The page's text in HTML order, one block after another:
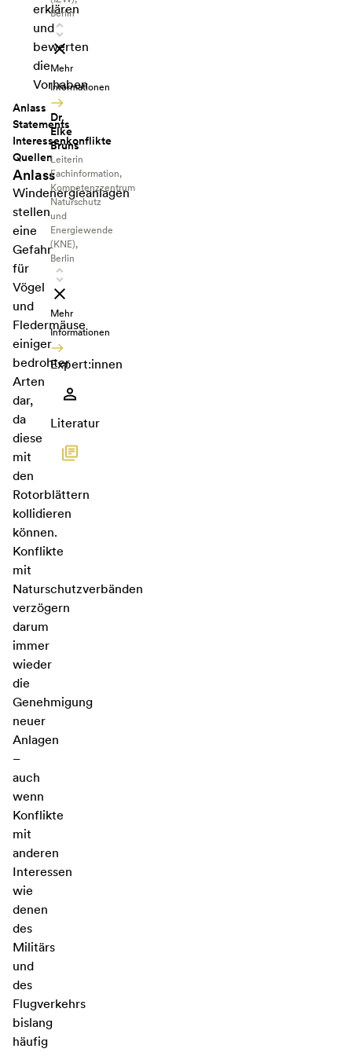
erklären
und
bewerten
die
Vorhaben
Anlass
Statements
Interessenkonflikte
Quellen
Anlass
Windenergieanlagen
stellen
eine
Gefahr
für
Vögel
und
Fledermäuse
einiger
bedrohter
Arten
dar,
da
diese
mit
den
Rotorblättern
kollidieren
können.
Konflikte
mit
Naturschutzverbänden
verzögern
darum
immer
wieder
die
Genehmigung
neuer
Anlagen
–
auch
wenn
Konflikte
mit
anderen
Interessen
wie
denen
des
Militärs
und
des
Flugverkehrs
bislang
häufig
Berlin
Mehr
Informationen
Dr.
Elke
Bruns
Leiterin
Fachinformation,
Kompetenzzentrum
Naturschutz
und
Energiewende
(KNE),
Berlin
Mehr
Informationen
Expert:innen
Literatur